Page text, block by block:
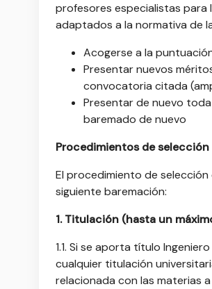
profesores especialistas para
adaptados a la normativa de
Acogerse a la
Presentar nuevos
convocatoria citada
Presentar de nuevo
baremado de nuevo
Procedimientos de selección
El procedimiento de
siguiente baremación:
1. Titulación (hasta un
1.1. Si se aporta título
cualquier titulación
relacionada con las materias